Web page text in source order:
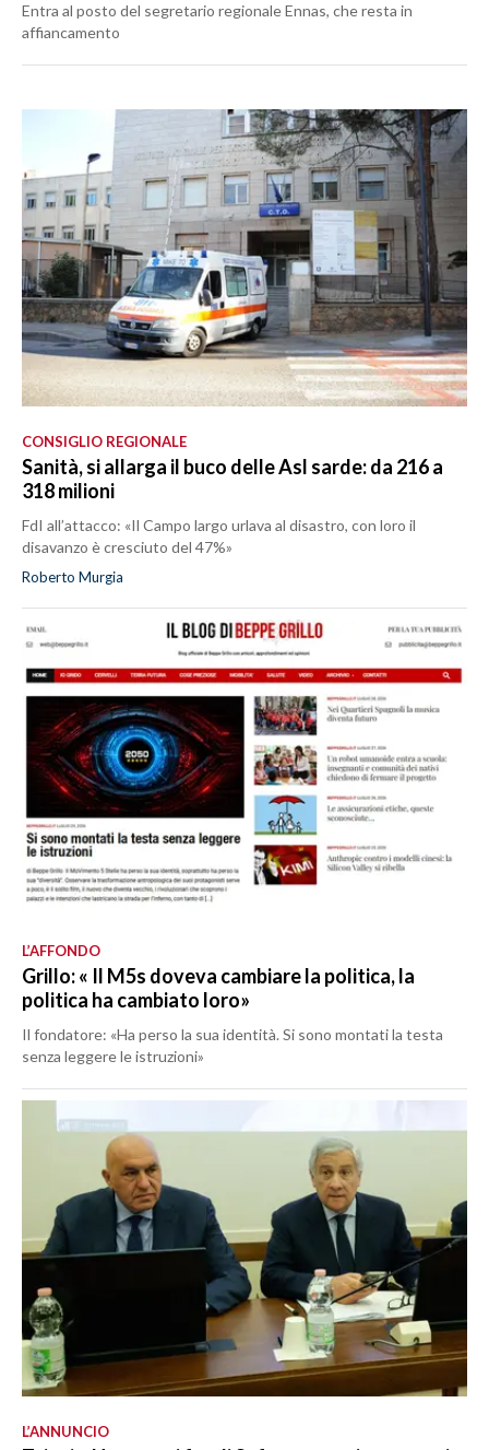
Entra al posto del segretario regionale Ennas, che resta in
affiancamento
CONSIGLIO REGIONALE
Sanità, si allarga il buco delle Asl sarde: da 216 a
318 milioni
FdI all’attacco: «Il Campo largo urlava al disastro, con loro il
disavanzo è cresciuto del 47%»
Roberto Murgia
L’AFFONDO
Grillo: « Il M5s doveva cambiare la politica, la
politica ha cambiato loro»
Il fondatore: «Ha perso la sua identità. Si sono montati la testa
senza leggere le istruzioni»
L’ANNUNCIO